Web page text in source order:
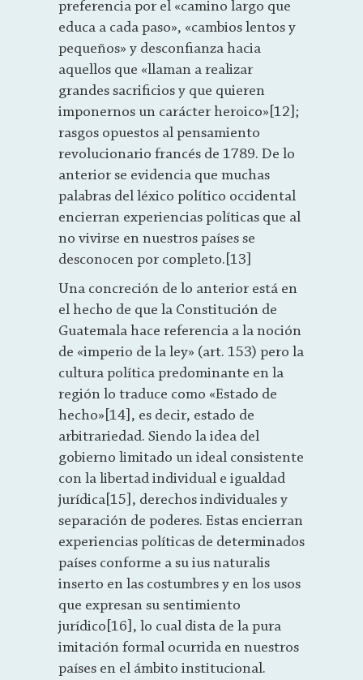
preferencia por el «camino largo que
educa a cada paso», «cambios lentos y
pequeños» y desconfianza hacia
aquellos que «llaman a realizar
grandes sacrificios y que quieren
imponernos un carácter heroico»[12];
rasgos opuestos al pensamiento
revolucionario francés de 1789. De lo
anterior se evidencia que muchas
palabras del léxico político occidental
encierran experiencias políticas que al
no vivirse en nuestros países se
desconocen por completo.[13]
Una concreción de lo anterior está en
el hecho de que la Constitución de
Guatemala hace referencia a la noción
de «imperio de la ley» (art. 153) pero la
cultura política predominante en la
región lo traduce como «Estado de
hecho»[14], es decir, estado de
arbitrariedad. Siendo la idea del
gobierno limitado un ideal consistente
con la libertad individual e igualdad
jurídica[15], derechos individuales y
separación de poderes. Estas encierran
experiencias políticas de determinados
países conforme a su ius naturalis
inserto en las costumbres y en los usos
que expresan su sentimiento
jurídico[16], lo cual dista de la pura
imitación formal ocurrida en nuestros
países en el ámbito institucional.